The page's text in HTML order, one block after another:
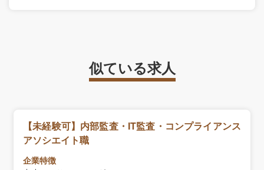
似ている求人
【未経験可】内部監査・IT監査・コンプライアンス
アソシエイト職
企業特徴